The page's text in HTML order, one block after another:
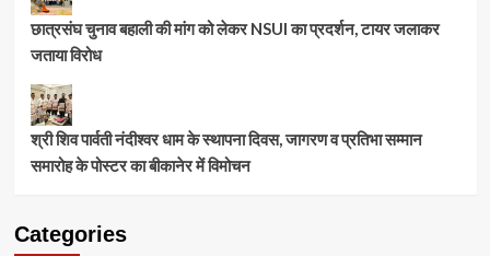
छात्रसंघ चुनाव बहाली की मांग को लेकर NSUI का प्रदर्शन, टायर जलाकर
जताया विरोध
श्री शिव पार्वती नंदीश्वर धाम के स्थापना दिवस, जागरण व प्रतिभा सम्मान
समारोह के पोस्टर का बीकानेर में विमोचन
Categories